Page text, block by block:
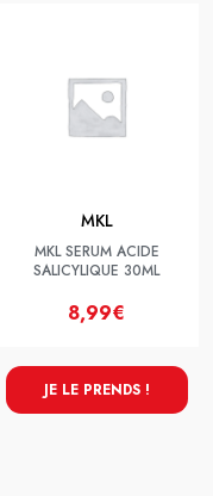
MKL
MKL SERUM ACIDE
SALICYLIQUE 30ML
8,99€
JE LE PRENDS !